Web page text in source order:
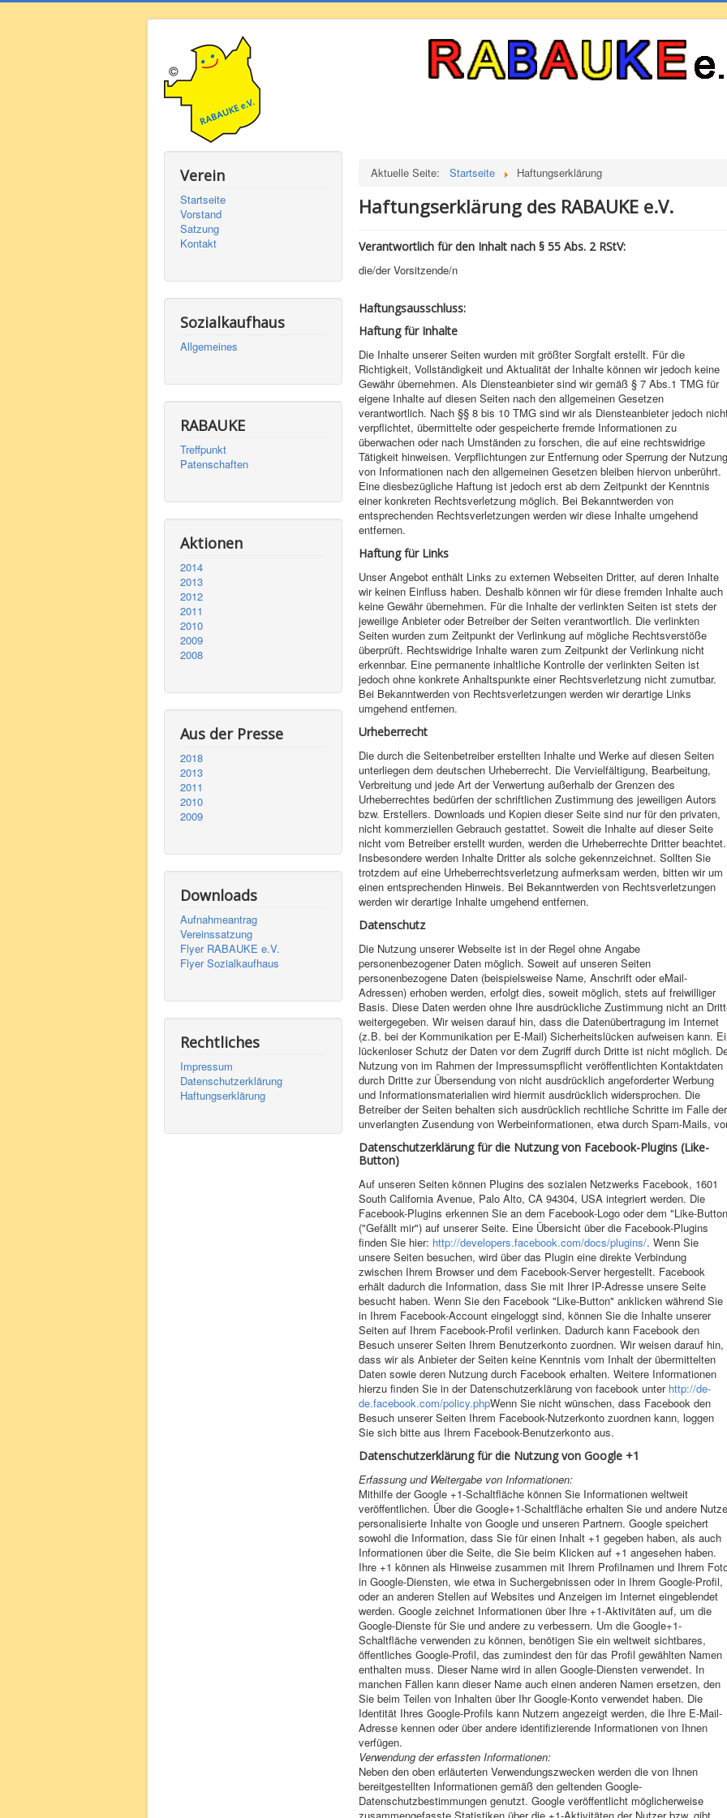
Verein
Startseite
Vorstand
Satzung
Kontakt
Sozialkaufhaus
Allgemeines
RABAUKE
Treffpunkt
Patenschaften
Aktionen
2014
2013
2012
2011
2010
2009
2008
Aus der Presse
2018
2013
2011
2010
2009
Downloads
Aufnahmeantrag
Vereinssatzung
Flyer RABAUKE e.V.
Flyer Sozialkaufhaus
Rechtliches
Impressum
Datenschutzerklärung
Haftungserklärung
Aktuelle Seite: Startseite Haftungserklärung
Haftungserklärung des RABAUKE e.V.
Verantwortlich für den Inhalt nach § 55 Abs. 2 RStV:
die/der Vorsitzende/n
Haftungsausschluss:
Haftung für Inhalte
Die Inhalte unserer Seiten wurden mit größter Sorgfalt erstellt. Für die
Richtigkeit, Vollständigkeit und Aktualität der Inhalte können wir jedoch keine
Gewähr übernehmen. Als Diensteanbieter sind wir gemäß § 7 Abs.1 TMG für
eigene Inhalte auf diesen Seiten nach den allgemeinen Gesetzen
verantwortlich. Nach §§ 8 bis 10 TMG sind wir als Diensteanbieter jedoch
verpflichtet, übermittelte oder gespeicherte fremde Informationen zu
überwachen oder nach Umständen zu forschen, die auf eine rechtswidrige
Tätigkeit hinweisen. Verpflichtungen zur Entfernung oder Sperrung der Nutzung
von Informationen nach den allgemeinen Gesetzen bleiben hiervon unberührt.
Eine diesbezügliche Haftung ist jedoch erst ab dem Zeitpunkt der Kenntnis
einer konkreten Rechtsverletzung möglich. Bei Bekanntwerden von
entsprechenden Rechtsverletzungen werden wir diese Inhalte umgehend
entfernen.
Haftung für Links
Unser Angebot enthält Links zu externen Webseiten Dritter, auf deren Inhalte
wir keinen Einfluss haben. Deshalb können wir für diese fremden Inhalte auch
keine Gewähr übernehmen. Für die Inhalte der verlinkten Seiten ist stets der
jeweilige Anbieter oder Betreiber der Seiten verantwortlich. Die verlinkten
Seiten wurden zum Zeitpunkt der Verlinkung auf mögliche Rechtsverstöße
überprüft. Rechtswidrige Inhalte waren zum Zeitpunkt der Verlinkung nicht
erkennbar. Eine permanente inhaltliche Kontrolle der verlinkten Seiten ist
jedoch ohne konkrete Anhaltspunkte einer Rechtsverletzung nicht zumutbar.
Bei Bekanntwerden von Rechtsverletzungen werden wir derartige Links
umgehend entfernen.
Urheberrecht
Die durch die Seitenbetreiber erstellten Inhalte und Werke auf diesen Seiten
unterliegen dem deutschen Urheberrecht. Die Vervielfältigung, Bearbeitung,
Verbreitung und jede Art der Verwertung außerhalb der Grenzen des
Urheberrechtes bedürfen der schriftlichen Zustimmung des jeweiligen Autors
bzw. Erstellers. Downloads und Kopien dieser Seite sind nur für den privaten,
nicht kommerziellen Gebrauch gestattet. Soweit die Inhalte auf dieser Seite
nicht vom Betreiber erstellt wurden, werden die Urheberrechte Dritter beachtet.
Insbesondere werden Inhalte Dritter als solche gekennzeichnet. Sollten Sie
trotzdem auf eine Urheberrechtsverletzung aufmerksam werden, bitten wir um
einen entsprechenden Hinweis. Bei Bekanntwerden von Rechtsverletzungen
werden wir derartige Inhalte umgehend entfernen.
Datenschutz
Die Nutzung unserer Webseite ist in der Regel ohne Angabe
personenbezogener Daten möglich. Soweit auf unseren Seiten
personenbezogene Daten (beispielsweise Name, Anschrift oder eMail-
Adressen) erhoben werden, erfolgt dies, soweit möglich, stets auf freiwilliger
Basis. Diese Daten werden ohne Ihre ausdrückliche Zustimmung nicht an
weitergegeben. Wir weisen darauf hin, dass die Datenübertragung im Internet
(z.B. bei der Kommunikation per E-Mail) Sicherheitslücken aufweisen kann.
lückenloser Schutz der Daten vor dem Zugriff durch Dritte ist nicht möglich.
Nutzung von im Rahmen der Impressumspflicht veröffentlichten Kontaktdaten
durch Dritte zur Übersendung von nicht ausdrücklich angeforderter Werbung
und Informationsmaterialien wird hiermit ausdrücklich widersprochen. Die
Betreiber der Seiten behalten sich ausdrücklich rechtliche Schritte im Falle der
unverlangten Zusendung von Werbeinformationen, etwa durch Spam-Mails,
Datenschutzerklärung für die Nutzung von Facebook-Plugins (Like-
Button)
Auf unseren Seiten können Plugins des sozialen Netzwerks Facebook, 1601
South California Avenue, Palo Alto, CA 94304, USA integriert werden. Die
Facebook-Plugins erkennen Sie an dem Facebook-Logo oder dem "Like-
("Gefällt mir") auf unserer Seite. Eine Übersicht über die Facebook-Plugins
finden Sie hier: http://developers.facebook.com/docs/plugins/. Wenn Sie
unsere Seiten besuchen, wird über das Plugin eine direkte Verbindung
zwischen Ihrem Browser und dem Facebook-Server hergestellt. Facebook
erhält dadurch die Information, dass Sie mit Ihrer IP-Adresse unsere Seite
besucht haben. Wenn Sie den Facebook "Like-Button" anklicken während Sie
in Ihrem Facebook-Account eingeloggt sind, können Sie die Inhalte unserer
Seiten auf Ihrem Facebook-Profil verlinken. Dadurch kann Facebook den
Besuch unserer Seiten Ihrem Benutzerkonto zuordnen. Wir weisen darauf hin,
dass wir als Anbieter der Seiten keine Kenntnis vom Inhalt der übermittelten
Daten sowie deren Nutzung durch Facebook erhalten. Weitere Informationen
hierzu finden Sie in der Datenschutzerklärung von facebook unter http://de-
de.facebook.com/policy.phpWenn Sie nicht wünschen, dass Facebook den
Besuch unserer Seiten Ihrem Facebook-Nutzerkonto zuordnen kann, loggen
Sie sich bitte aus Ihrem Facebook-Benutzerkonto aus.
Datenschutzerklärung für die Nutzung von Google +1
Erfassung und Weitergabe von Informationen:
Mithilfe der Google +1-Schaltfläche können Sie Informationen weltweit
veröffentlichen. Über die Google+1-Schaltfläche erhalten Sie und andere
personalisierte Inhalte von Google und unseren Partnern. Google speichert
sowohl die Information, dass Sie für einen Inhalt +1 gegeben haben, als auch
Informationen über die Seite, die Sie beim Klicken auf +1 angesehen haben.
Ihre +1 können als Hinweise zusammen mit Ihrem Profilnamen und Ihrem
in Google-Diensten, wie etwa in Suchergebnissen oder in Ihrem Google-Profil,
oder an anderen Stellen auf Websites und Anzeigen im Internet eingeblendet
werden. Google zeichnet Informationen über Ihre +1-Aktivitäten auf, um die
Google-Dienste für Sie und andere zu verbessern. Um die Google+1-
Schaltfläche verwenden zu können, benötigen Sie ein weltweit sichtbares,
öffentliches Google-Profil, das zumindest den für das Profil gewählten Namen
enthalten muss. Dieser Name wird in allen Google-Diensten verwendet. In
manchen Fällen kann dieser Name auch einen anderen Namen ersetzen, den
Sie beim Teilen von Inhalten über Ihr Google-Konto verwendet haben. Die
Identität Ihres Google-Profils kann Nutzern angezeigt werden, die Ihre E-Mail-
Adresse kennen oder über andere identifizierende Informationen von Ihnen
verfügen.
Verwendung der erfassten Informationen:
Neben den oben erläuterten Verwendungszwecken werden die von Ihnen
bereitgestellten Informationen gemäß den geltenden Google-
Datenschutzbestimmungen genutzt. Google veröffentlicht möglicherweise